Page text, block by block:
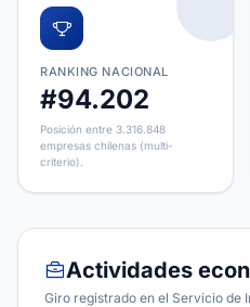
RANKING NACIONAL
#94.202
Posición entre 3.316.848
empresas chilenas (multi-
criterio).
Actividades
Giro registrado en el Servicio de